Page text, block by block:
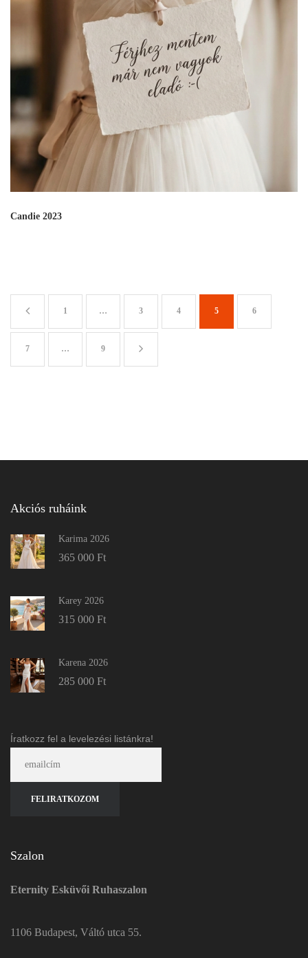
Candie 2023
1 … 3 4 5 6
7 … 9
Akciós ruháink
Karima 2026
365 000 Ft
Karey 2026
315 000 Ft
Karena 2026
285 000 Ft
Íratkozz fel a levelezési listánkra!
Szalon
Eternity Esküvői Ruhaszalon
1106 Budapest, Váltó utca 55.